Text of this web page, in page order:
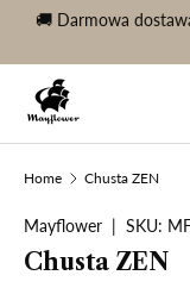
KONTYNUUJ
🚚 Darmowa
Szukaj
Home Chusta ZEN
Mayflower | SKU:
Chusta ZEN